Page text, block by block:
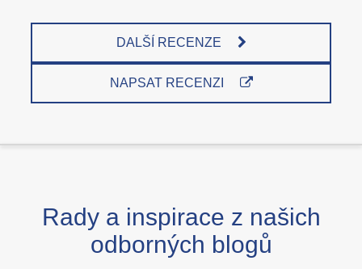
DALŠÍ RECENZE
NAPSAT RECENZI
Rady a inspirace z našich
odborných blogů